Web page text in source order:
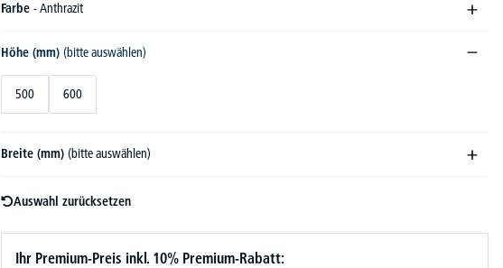
Farbe - Anthrazit
Höhe (mm) (bitte auswählen)
500 600
Breite (mm) (bitte auswählen)
Auswahl zurücksetzen
Ihr Premium-Preis inkl. 10% Premium-Rabatt: